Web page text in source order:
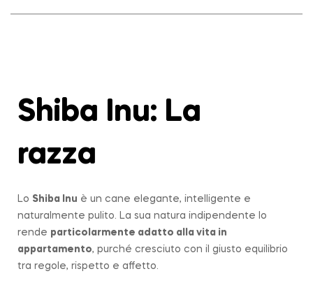
Shiba Inu: La
razza
Lo Shiba Inu è un cane elegante, intelligente e
naturalmente pulito. La sua natura indipendente lo
rende particolarmente adatto alla vita in
appartamento, purché cresciuto con il giusto equilibrio
tra regole, rispetto e affetto.